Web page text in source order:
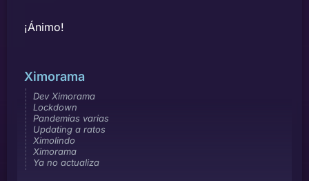
¡Ánimo!
Ximorama
Dev Ximorama
Lockdown
Pandemias varias
Updating a ratos
Ximolindo
Ximorama
Ya no actualiza